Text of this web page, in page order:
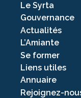
Le Syrta
Gouvernance
Actualités
L’Amiante
Se former
Liens utiles
Annuaire
Rejoignez-